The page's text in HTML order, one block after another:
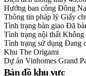
Hướng ban công Đông
Thông tin pháp lý Giấy
Tình trạng bàn giao Đã
Tình trạng nội thất Không
Tình trạng sử dụng Đang
Khu The Origami
Dự án Vinhomes Grand
Bản đồ khu vực